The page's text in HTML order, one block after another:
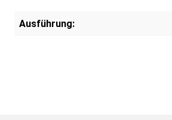
Ausführung: